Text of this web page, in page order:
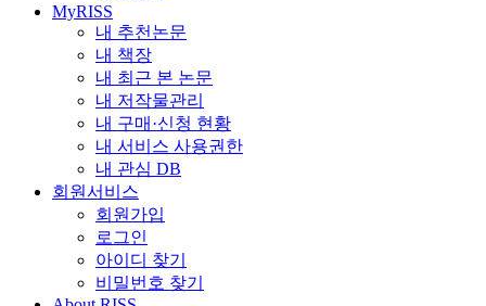
MyRISS
내 추천논문
내 책장
내 최근 본 논문
내 저작물관리
내 구매·신청 현황
내 서비스 사용권한
내 관심 DB
회원서비스
회원가입
로그인
아이디 찾기
비밀번호 찾기